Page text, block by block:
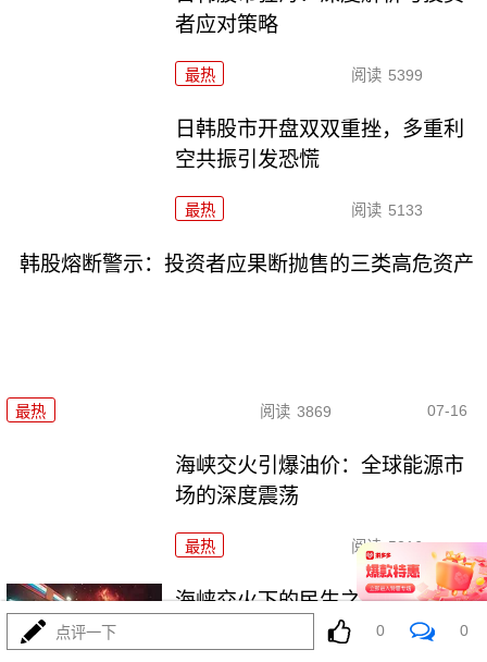
者应对策略
最热 阅读 5399
日韩股市开盘双双重挫，多重利
空共振引发恐慌
最热 阅读 5133
韩股熔断警示：投资者应果断抛售的三类高危资产
最热 阅读 3869 07-16
海峡交火引爆油价：全球能源市
场的深度震荡
最热 阅读 5216
海峡交火下的民生之痛：当地居
点评一下 0 0